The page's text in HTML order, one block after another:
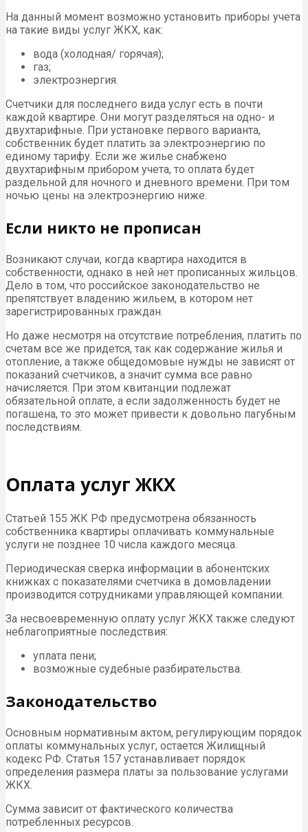
На данный момент возможно установить приборы учета
на такие виды услуг ЖКХ, как:
вода (холодная/ горячая);
газ;
электроэнергия.
Счетчики для последнего вида услуг есть в почти
каждой квартире. Они могут разделяться на одно- и
двухтарифные. При установке первого варианта,
собственник будет платить за электроэнергию по
единому тарифу. Если же жилье снабжено
двухтарифным прибором учета, то оплата будет
раздельной для ночного и дневного времени. При том
ночью цены на электроэнергию ниже.
Если никто не прописан
Возникают случаи, когда квартира находится в
собственности, однако в ней нет прописанных жильцов.
Дело в том, что российское законодательство не
препятствует владению жильем, в котором нет
зарегистрированных граждан.
Но даже несмотря на отсутствие потребления, платить по
счетам все же придется, так как содержание жилья и
отопление, а также общедомовые нужды не зависят от
показаний счетчиков, а значит сумма все равно
начисляется. При этом квитанции подлежат
обязательной оплате, а если задолженность будет не
погашена, то это может привести к довольно пагубным
последствиям.
Оплата услуг ЖКХ
Статьей 155 ЖК РФ предусмотрена обязанность
собственника квартиры оплачивать коммунальные
услуги не позднее 10 числа каждого месяца.
Периодическая сверка информации в абонентских
книжках с показателями счетчика в домовладении
производится сотрудниками управляющей компании.
За несвоевременную оплату услуг ЖКХ также следуют
неблагоприятные последствия:
уплата пени;
возможные судебные разбирательства.
Законодательство
Основным нормативным актом, регулирующим порядок
оплаты коммунальных услуг, остается Жилищный
кодекс РФ. Статья 157 устанавливает порядок
определения размера платы за пользование услугами
ЖКХ.
Сумма зависит от фактического количества
потребленных ресурсов.